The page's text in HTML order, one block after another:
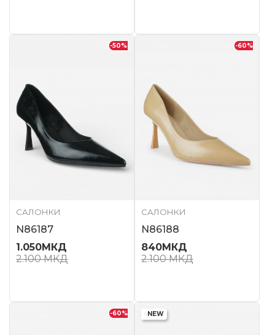
-50%
САЛОНКИ
N86187
1.050МКД
2.100МКД
-60%
САЛОНКИ
N86188
840МКД
2.100МКД
-60% NEW